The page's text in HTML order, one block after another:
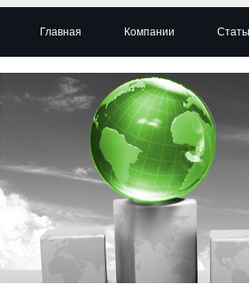
Главная Компании